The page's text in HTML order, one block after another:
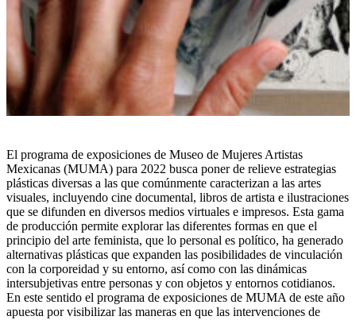
El programa de exposiciones de Museo de Mujeres Artistas
Mexicanas (MUMA) para 2022 busca poner de relieve estrategias
plásticas diversas a las que comúnmente caracterizan a las artes
visuales, incluyendo cine documental, libros de artista e ilustraciones
que se difunden en diversos medios virtuales e impresos. Esta gama
de producción permite explorar las diferentes formas en que el
principio del arte feminista, que lo personal es político, ha generado
alternativas plásticas que expanden las posibilidades de vinculación
con la corporeidad y su entorno, así como con las dinámicas
intersubjetivas entre personas y con objetos y entornos cotidianos.
En este sentido el programa de exposiciones de MUMA de este año
apuesta por visibilizar las maneras en que las intervenciones de